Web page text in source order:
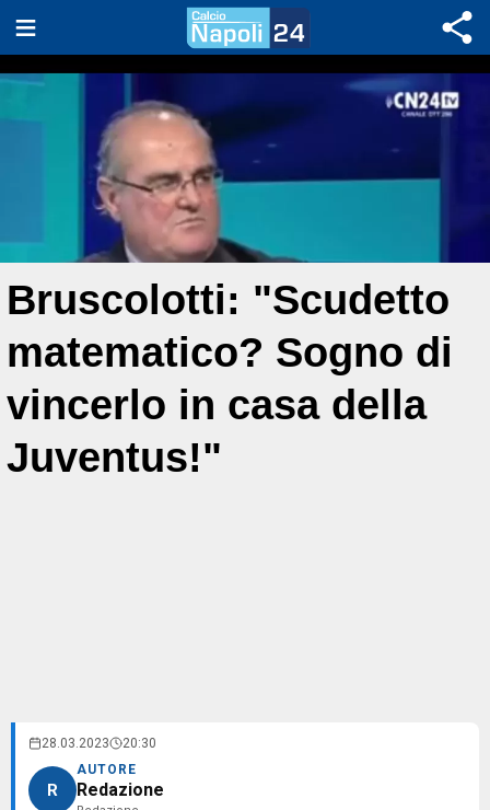
Bruscolotti: "Scudetto
matematico? Sogno di
vincerlo in casa della
Juventus!"
28.03.2023 20:30
R
AUTORE
Redazione